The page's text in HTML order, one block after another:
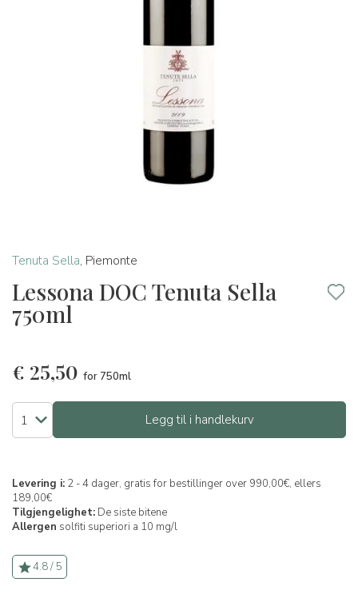
Tenuta Sella, Piemonte
Lessona DOC Tenuta Sella
750ml
€ 25,50 for 750ml
Legg til i handlekurv
Levering i: 2 - 4 dager, gratis for bestillinger over 990,00€, ellers
189,00€
Tilgjengelighet: De siste bitene
Allergen solfiti superiori a 10 mg/l
4.8 / 5